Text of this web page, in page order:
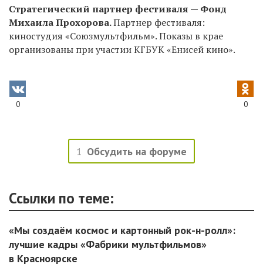
Стратегический партнер фестиваля — Фонд
Михаила Прохорова.Партнер фестиваля:
киностудия «Союзмультфильм». Показы в крае
организованы при участии КГБУК «Енисей кино».
0 0
1 Обсудить на форуме
Ссылки по теме:
«Мы создаём космос и картонный рок-н-ролл»:
лучшие кадры «Фабрики мультфильмов»
в Красноярске